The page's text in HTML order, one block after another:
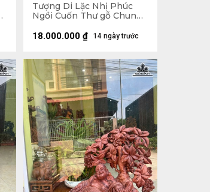
Tượng Di Lặc Nhị Phúc
Ngồi Cuốn Thư gỗ Chun
50 Sâu 22 (cm)14 ngày trước
18.000.000 ₫